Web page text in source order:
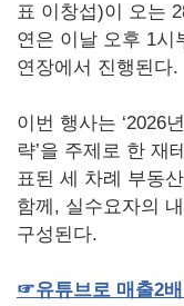
표 이창섭)이 오는
연은 이날 오후 1시
연장에서 진행된다.
이번 행사는 ‘2026
략’을 주제로 한 재
표된 세 차례 부동
함께, 실수요자의
구성된다.
☞유튜브로 매출2배